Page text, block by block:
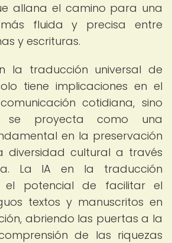
allana el camino para una
más fluida y precisa entre
y escrituras.
la traducción universal de
tiene implicaciones en el
cotidiana, sino
se proyecta como una
en la preservación
diversidad cultural a través
La IA en la traducción
el potencial de facilitar el
textos y manuscritos en
abriendo las puertas a la
de las riquezas